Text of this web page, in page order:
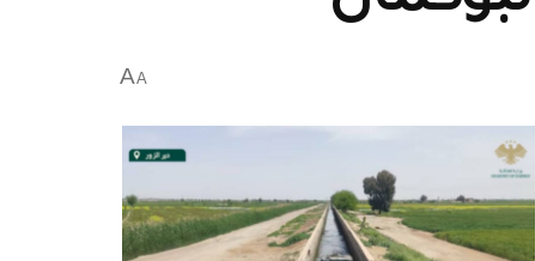
A
A